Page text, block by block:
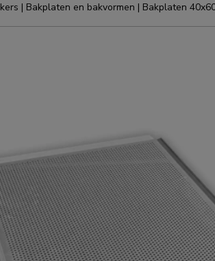
| Bakplaten en bakvormen | Bakplaten